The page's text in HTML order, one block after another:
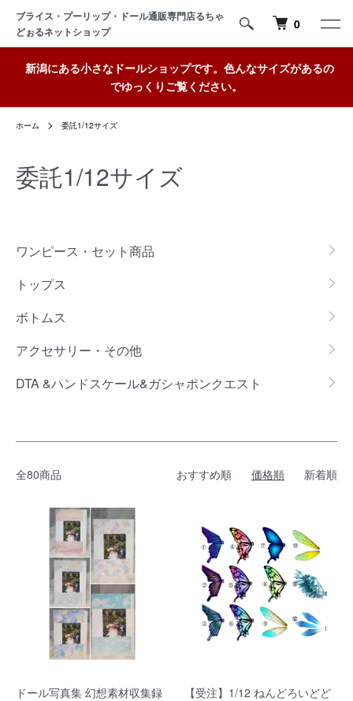
ブライス・プーリップ・ドール通販専門店るちゃ
どぉるネットショップ
0
新潟にある小さなドールショップです。色んなサイズがあるの
でゆっくりご覧ください。
ホーム 委託1/12サイズ
委託1/12サイズ
ワンピース・セット商品
トップス
ボトムス
アクセサリー・その他
DTA &ハンドスケール&ガシャポンクエスト
全80商品 おすすめ順 価格順 新着順
ドール写真集 幻想素材収集録
【受注】1/12 ねんどろいどど